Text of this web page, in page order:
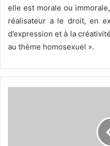
elle est morale ou
réalisateur a le droit, en
d’expression et à la
au thème homosexuel ».